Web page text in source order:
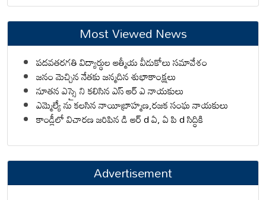
Most Viewed News
పదవతరగతి విద్యార్థుల ఆత్మీయ వీడుకోలు సమావేశం
జనం మెచ్చిన నేతకు జన్మదిన శుభాకాంక్షలు
నూతన ఎస్సై ని కలిసిన ఎస్ ఆర్ ఎ నాయకులు
ఎమ్మెల్యే ను కలసిన నాయీబ్రాహ్మణ,రజక సంఘ నాయకులు
కాండ్లీలో విచారణ జరిపిన డి ఆర్ d ఏ, ఏ పి d సిద్ధికి
Advertisement